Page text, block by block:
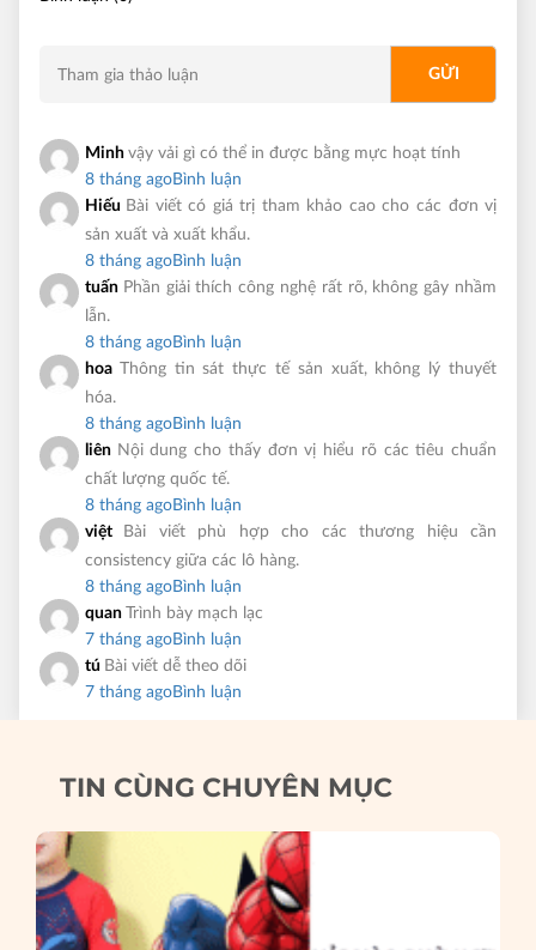
Minh vậy vải gì có thể in được bằng mực hoạt tính
8 tháng agoBình luận
Hiếu Bài viết có giá trị tham khảo cao cho các đơn vị
sản xuất và xuất khẩu.
8 tháng agoBình luận
tuấn Phần giải thích công nghệ rất rõ, không gây nhầm
lẫn.
8 tháng agoBình luận
hoa
Thông tin sát thực tế sản xuất, không lý thuyết
hóa.
8 tháng agoBình luận
liên Nội dung cho thấy đơn vị hiểu rõ các tiêu chuẩn
chất lượng quốc tế.
8 tháng agoBình luận
việt
Bài viết phù hợp cho các thương hiệu cần
consistency giữa các lô hàng.
8 tháng agoBình luận
quan
Trình bày mạch lạc
7 tháng agoBình luận
tú Bài viết dễ theo dõi
7 tháng agoBình luận
TIN CÙNG CHUYÊN MỤC